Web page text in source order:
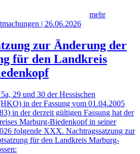
mehr
| 26.06.2026
zur Änderung der
für den Landkreis
29 und 30 der Hessischen
in der Fassung vom 01.04.2005
in der derzeit gültigen Fassung hat der
Marburg-Biedenkopf in seiner
folgende XXX. Nachtragssatzung zur
für den Landkreis Marburg-